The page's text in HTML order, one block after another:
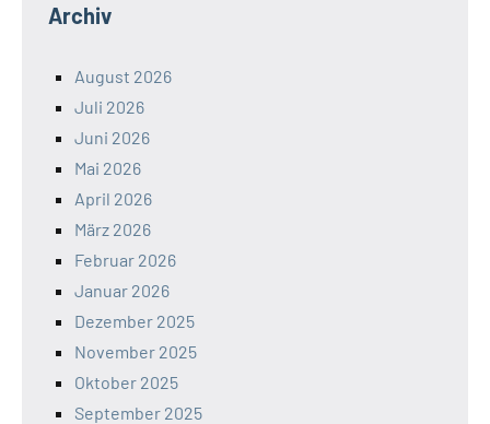
Archiv
August 2026
Juli 2026
Juni 2026
Mai 2026
April 2026
März 2026
Februar 2026
Januar 2026
Dezember 2025
November 2025
Oktober 2025
September 2025